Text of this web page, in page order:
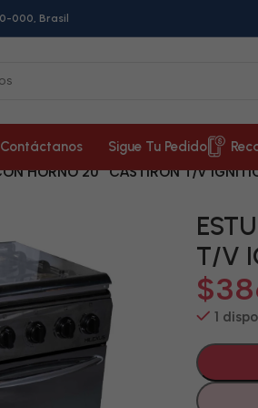
000, Brasil
Contáctanos Sigue Tu Pedido
HORNO 20″ CASTIRON T/V
T/V
$
1